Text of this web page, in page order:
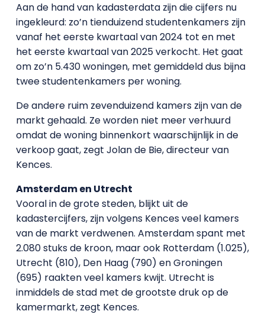
Aan de hand van kadasterdata zijn die cijfers nu
ingekleurd: zo’n tienduizend studentenkamers zijn
vanaf het eerste kwartaal van 2024 tot en met
het eerste kwartaal van 2025 verkocht. Het gaat
om zo’n 5.430 woningen, met gemiddeld dus bijna
twee studentenkamers per woning.
De andere ruim zevenduizend kamers zijn van de
markt gehaald. Ze worden niet meer verhuurd
omdat de woning binnenkort waarschijnlijk in de
verkoop gaat, zegt Jolan de Bie, directeur van
Kences.
Amsterdam en Utrecht
Vooral in de grote steden, blijkt uit de
kadastercijfers, zijn volgens Kences veel kamers
van de markt verdwenen. Amsterdam spant met
2.080 stuks de kroon, maar ook Rotterdam (1.025),
Utrecht (810), Den Haag (790) en Groningen
(695) raakten veel kamers kwijt. Utrecht is
inmiddels de stad met de grootste druk op de
kamermarkt, zegt Kences.